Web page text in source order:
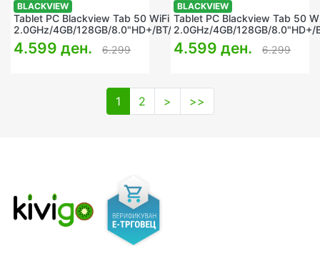
BLACKVIEW
Tablet PC Blackview Tab 50 WiFi Quad
2.0GHz/4GB/128GB/8.0"HD+/BT/2xCam/Twilight
Blue/A13
4.599 ден. 6.299
BLACKVIEW
Tablet PC Blackview Tab 50
2.0GHz/4GB/128GB/8.0"HD+/
Grey/A13
4.599 ден. 6.299
1 2 > >>